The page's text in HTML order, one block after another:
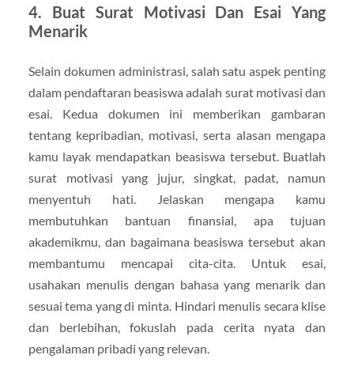
4. Buat Surat Motivasi Dan Esai Yang
Menarik
Selain dokumen administrasi, salah satu aspek penting
dalam pendaftaran beasiswa adalah surat motivasi dan
esai. Kedua dokumen ini memberikan gambaran
tentang kepribadian, motivasi, serta alasan mengapa
kamu layak mendapatkan beasiswa tersebut. Buatlah
surat motivasi yang jujur, singkat, padat, namun
menyentuh hati. Jelaskan mengapa kamu
membutuhkan bantuan finansial, apa tujuan
akademikmu, dan bagaimana beasiswa tersebut akan
membantumu mencapai cita-cita. Untuk esai,
usahakan menulis dengan bahasa yang menarik dan
sesuai tema yang di minta. Hindari menulis secara klise
dan berlebihan, fokuslah pada cerita nyata dan
pengalaman pribadi yang relevan.